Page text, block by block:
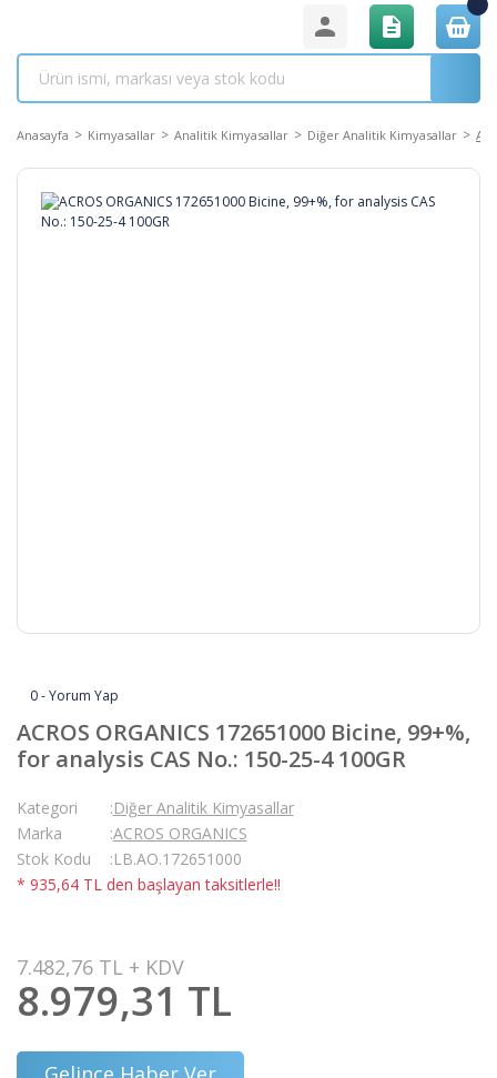
Anasayfa Kimyasallar Analitik Kimyasallar Diğer Analitik Kimyasallar
0 - Yorum Yap
ACROS ORGANICS 172651000 Bicine, 99+%,
for analysis CAS No.: 150-25-4 100GR
Kategori
Diğer Analitik Kimyasallar
Marka
ACROS ORGANICS
Stok Kodu
LB.AO.172651000
* 935,64 TL den başlayan taksitlerle!!
7.482,76 TL + KDV
8.979,31 TL